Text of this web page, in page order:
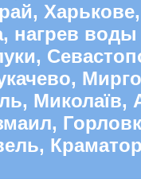
нагрев
Миколаїв,